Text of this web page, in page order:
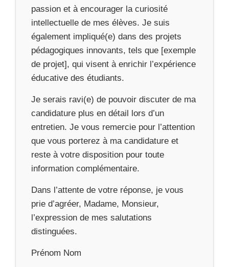
passion et à encourager la curiosité
intellectuelle de mes élèves. Je suis
également impliqué(e) dans des projets
pédagogiques innovants, tels que [exemple
de projet], qui visent à enrichir l’expérience
éducative des étudiants.
Je serais ravi(e) de pouvoir discuter de ma
candidature plus en détail lors d’un
entretien. Je vous remercie pour l’attention
que vous porterez à ma candidature et
reste à votre disposition pour toute
information complémentaire.
Dans l’attente de votre réponse, je vous
prie d’agréer, Madame, Monsieur,
l’expression de mes salutations
distinguées.
Prénom Nom